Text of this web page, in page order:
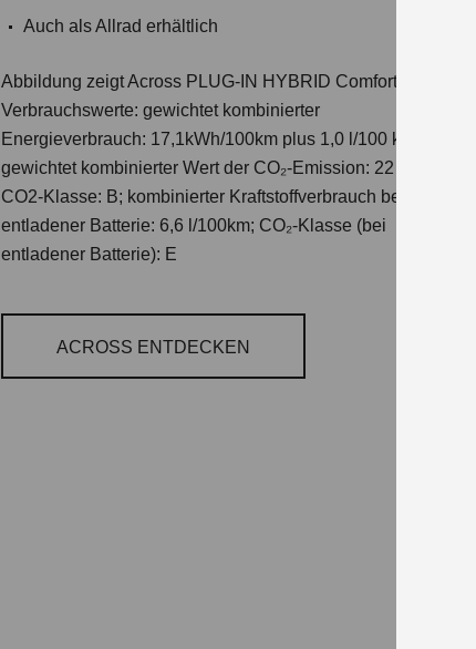
Auch als Allrad erhältlich
Abbildung zeigt Across PLUG-IN HYBRID Comfort+
Verbrauchswerte: gewichtet kombinierter
Energieverbrauch: 17,1kWh/100km plus 1,0 l/100 km;
gewichtet kombinierter Wert der CO₂-Emission: 22 g/km;
CO2-Klasse: B; kombinierter Kraftstoffverbrauch bei
entladener Batterie: 6,6 l/100km; CO₂-Klasse (bei
entladener Batterie): E
ACROSS ENTDECKEN